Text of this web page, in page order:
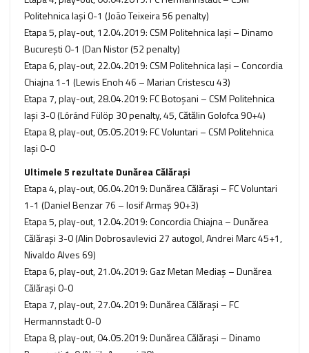
Politehnica Iași 0-1 (João Teixeira 56 penalty)
Etapa 5, play-out, 12.04.2019: CSM Politehnica Iași – Dinamo
București 0-1 (Dan Nistor (52 penalty)
Etapa 6, play-out, 22.04.2019: CSM Politehnica Iași – Concordia
Chiajna 1-1 (Lewis Enoh 46 – Marian Cristescu 43)
Etapa 7, play-out, 28.04.2019: FC Botoșani – CSM Politehnica
Iași 3-0 (Lóránd Fülöp 30 penalty, 45, Cătălin Golofca 90+4)
Etapa 8, play-out, 05.05.2019: FC Voluntari – CSM Politehnica
Iași 0-0
Ultimele 5 rezultate Dunărea Călărași
Etapa 4, play-out, 06.04.2019: Dunărea Călărași – FC Voluntari
1-1 (Daniel Benzar 76 – Iosif Armaş 90+3)
Etapa 5, play-out, 12.04.2019: Concordia Chiajna – Dunărea
Călărași 3-0 (Alin Dobrosavlevici 27 autogol, Andrei Marc 45+1,
Nivaldo Alves 69)
Etapa 6, play-out, 21.04.2019: Gaz Metan Mediaș – Dunărea
Călărași 0-0
Etapa 7, play-out, 27.04.2019: Dunărea Călărași – FC
Hermannstadt 0-0
Etapa 8, play-out, 04.05.2019: Dunărea Călărași – Dinamo